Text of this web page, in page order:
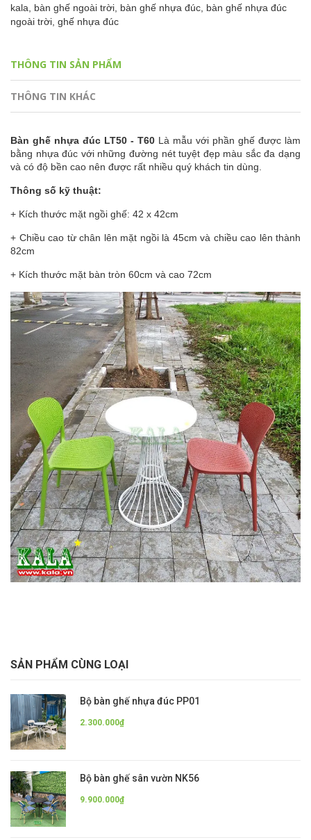
kala, bàn ghế ngoài trời, bàn ghế nhựa đúc, bàn ghế nhựa đúc
ngoài trời, ghế nhựa đúc
THÔNG TIN SẢN PHẨM
THÔNG TIN KHÁC
Bàn ghế nhựa đúc LT50 - T60 Là mẫu với phần ghế được làm
bằng nhựa đúc với những đường nét tuyệt đẹp màu sắc đa dạng
và có độ bền cao nên được rất nhiều quý khách tin dùng.
Thông số kỹ thuật:
+ Kích thước mặt ngồi ghế: 42 x 42cm
+ Chiều cao từ chân lên mặt ngồi là 45cm và chiều cao lên thành
82cm
+ Kích thước mặt bàn tròn 60cm và cao 72cm
SẢN PHẨM CÙNG LOẠI
Bộ bàn ghế nhựa đúc PP01
2.300.000₫
Bộ bàn ghế sân vườn NK56
9.900.000₫